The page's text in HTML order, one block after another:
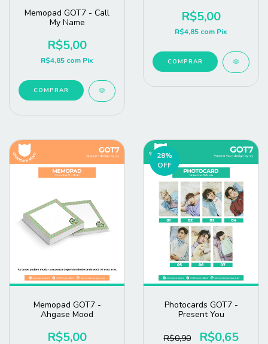
Memopad GOT7 - Call
My Name
R$5,00
R$4,85 com Pix
COMPRAR
R$5,00
R$4,85 com Pix
COMPRAR
Memopad GOT7 -
Ahgase Mood
R$5,00
28%
OFF
Photocards GOT7 -
Present You
R$0,90 R$0,65